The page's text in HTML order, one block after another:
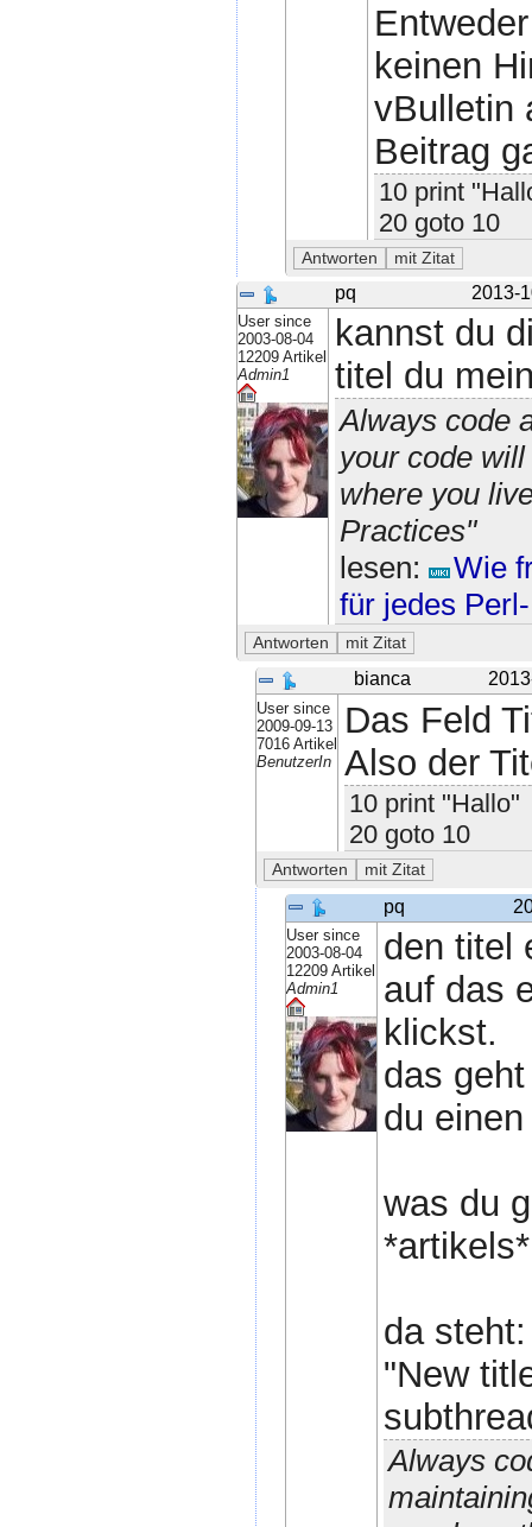
keinen
vBulletin
Beitrag
10 print
20 goto 10
pq 2013-
User since
2003-08-04
12209 Artikel
Admin1
kannst du
titel du
Always code
your code
where you
Practices"
lesen:
Wie
für jedes
bianca
User since
2009-09-13
7016 Artikel
BenutzerIn
Das Feld
Also der
10 print "Hallo"
20 goto 10
pq
User since
2003-08-04
12209 Artikel
Admin1
den titel
auf das
klickst.
das
du
was du
da steht:
"New
Always